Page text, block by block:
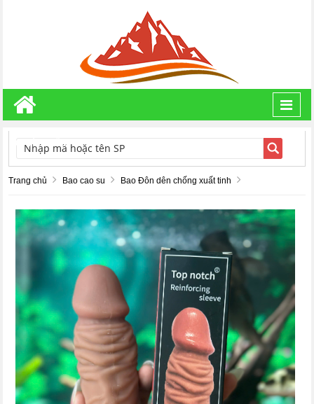
TÌM KIẾM
Trang chủ Bao cao su Bao Đôn dên chống xuất tinh